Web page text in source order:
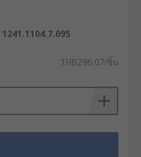
1241.1104.7.095
THB296.07/ชิ้น